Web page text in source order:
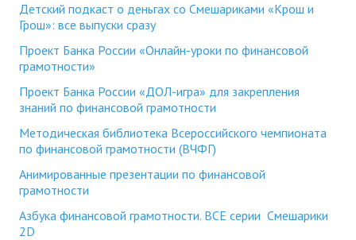
Детский подкаст о деньгах со Смешариками «Крош и
Грош»: все выпуски сразу
Проект Банка России «Онлайн-уроки по финансовой
грамотности»
Проект Банка России «ДОЛ-игра» для закрепления
знаний по финансовой грамотности
Методическая библиотека Всероссийского чемпионата
по финансовой грамотности (ВЧФГ)
Анимированные презентации по финансовой
грамотности
Азбука финансовой грамотности. ВСЕ серии Смешарики
2D